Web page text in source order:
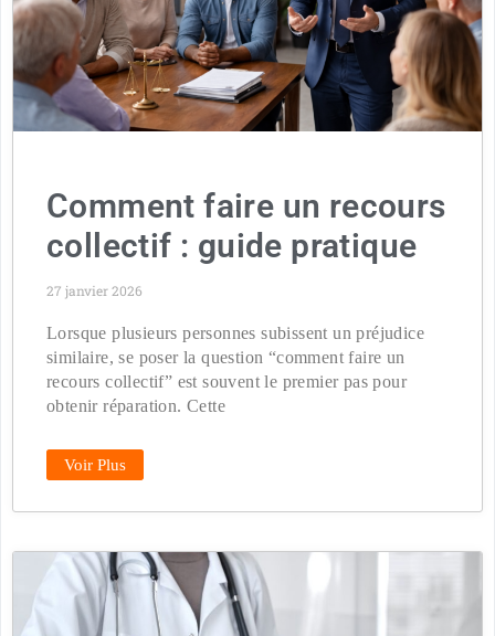
Comment faire un recours
collectif : guide pratique
27 janvier 2026
Lorsque plusieurs personnes subissent un préjudice
similaire, se poser la question “comment faire un
recours collectif” est souvent le premier pas pour
obtenir réparation. Cette
Voir Plus